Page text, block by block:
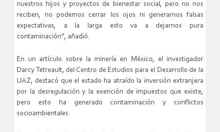
nuestros hijos y proyectos de bienestar social, pero no nos
reciben, no podemos cerrar los ojos ni generarnos falsas
expectativas, a la larga esto va a dejarnos pura
contaminación”, añadió.
En un artículo sobre la minería en México, el investigador
Darcy Tetreault, del Centro de Estudios para el Desarrollo de la
UAZ, destacó que el estado ha atraído la inversión extranjera
por la desregulación y la exención de impuestos que existe,
pero esto ha generado contaminación y conflictos
socioambientales.